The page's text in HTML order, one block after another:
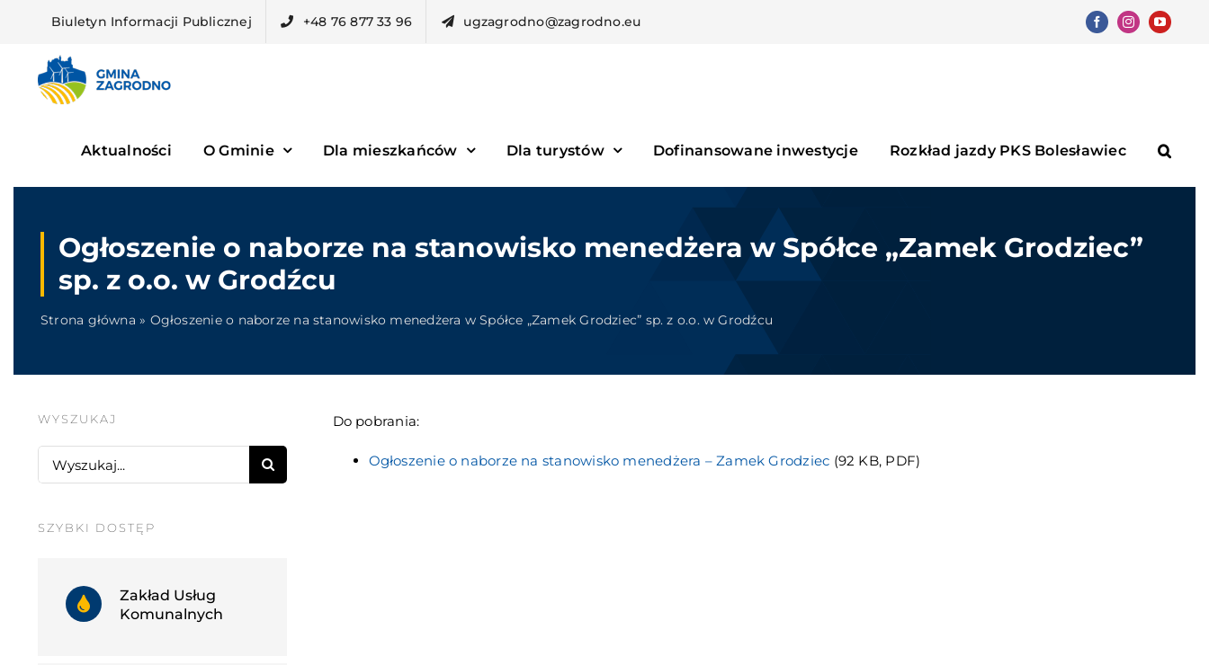
Biuletyn Informacji Publicznej +48 76 877 33 96 ugzagrodno@zagrodno.eu FacebookInstagramYouTube
Aktualności O Gminie Dla mieszkańców Dla turystów Dofinansowane inwestycje Rozkład jazdy PKS Bolesławiec
Ogłoszenie o naborze na stanowisko menedżera w Spółce „Zamek Grodziec”
sp. z o.o. w Grodźcu
Strona główna » Ogłoszenie o naborze na stanowisko menedżera w Spółce „Zamek Grodziec” sp. z o.o. w Grodźcu
WYSZUKAJ
for:
SZYBKI DOSTĘP
Zakład Usług
Komunalnych
Do pobrania:
Ogłoszenie o naborze na stanowisko menedżera – Zamek Grodziec (92 KB, PDF)